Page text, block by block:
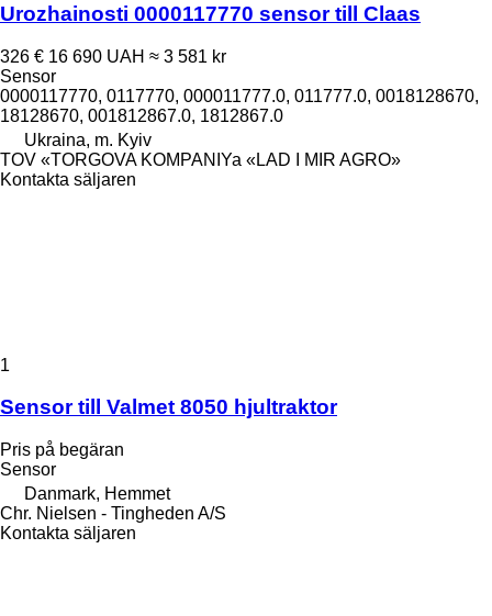
Urozhainosti 0000117770 sensor till Claas
326 € 16 690 UAH ≈ 3 581 kr
Sensor
0000117770, 0117770, 000011777.0, 011777.0, 0018128670,
18128670, 001812867.0, 1812867.0
Ukraina, m. Kyiv
TOV «TORGOVA KOMPANIYa «LAD I MIR AGRO»
Kontakta säljaren
1
Sensor till Valmet 8050 hjultraktor
Pris på begäran
Sensor
Danmark, Hemmet
Chr. Nielsen - Tingheden A/S
Kontakta säljaren